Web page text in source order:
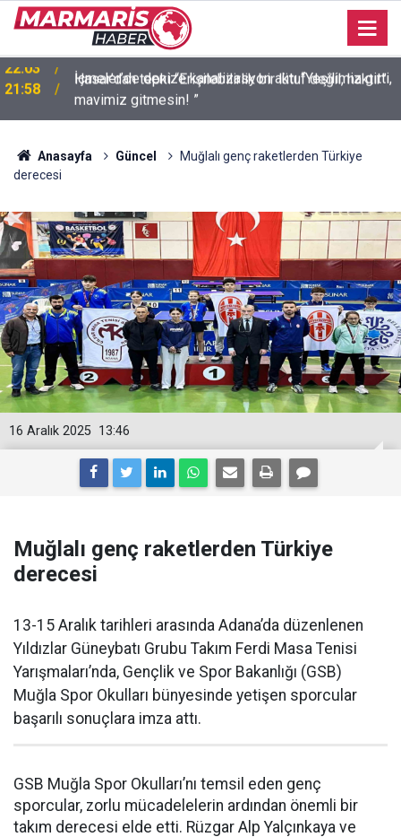
21:58
İçmeler’de denize kanalizasyon aktı “Yeşilimiz gitti,
mavimiz gitmesin! ”
Anasayfa Güncel
Muğlalı genç raketlerden Türkiye
derecesi
13:46
16 Aralık 2025
Muğlalı genç raketlerden Türkiye
derecesi
13-15 Aralık tarihleri arasında Adana’da düzenlenen
Yıldızlar Güneybatı Grubu Takım Ferdi Masa Tenisi
Yarışmaları’nda, Gençlik ve Spor Bakanlığı (GSB)
Muğla Spor Okulları bünyesinde yetişen sporcular
başarılı sonuçlara imza attı.
GSB Muğla Spor Okulları’nı temsil eden genç
sporcular, zorlu mücadelelerin ardından önemli bir
takım derecesi elde etti. Rüzgar Alp Yalçınkaya ve